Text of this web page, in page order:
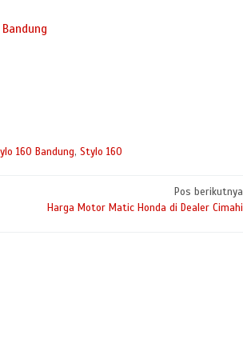
160 Bandung, Stylo 160
Pos berikutnya
Harga Motor Matic Honda di Dealer Cimahi